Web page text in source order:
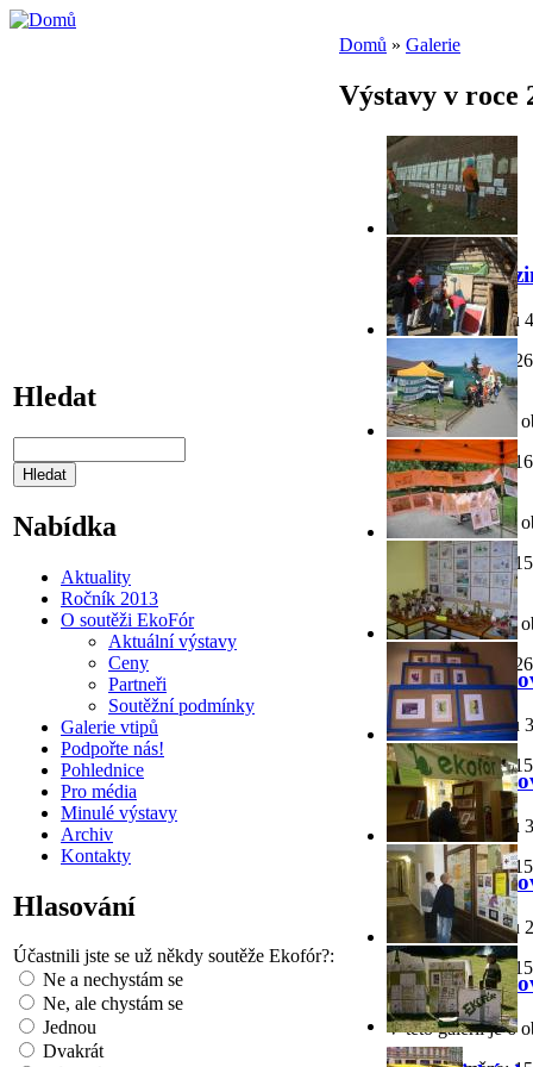
Hledat
Nabídka
Aktuality
Ročník 2013
O soutěži EkoFór
Aktuální výstavy
Ceny
Partneři
Soutěžní podmínky
Galerie vtipů
Podpořte nás!
Pohlednice
Pro média
Minulé výstavy
Archiv
Kontakty
Hlasování
Účastnili jste se už někdy soutěže Ekofór?:
Ne a nechystám se
Ne, ale chystám se
Jednou
Dvakrát
Domů » Galerie
Výstavy v roce
Barevny
V této galerii jsou
Poslední změna:
Beltine
V této galerii je 5
Poslední změna:
Černošice
V této galerii je 5
Poslední změna:
Ekofestival
V této galerii je 8
Poslední změna:
Městská
V této galerii jsou
Poslední změna:
Městská
V této galerii jsou
Poslední změna:
Městská
V této galerii jsou
Poslední změna:
Městská
V této galerii je 6